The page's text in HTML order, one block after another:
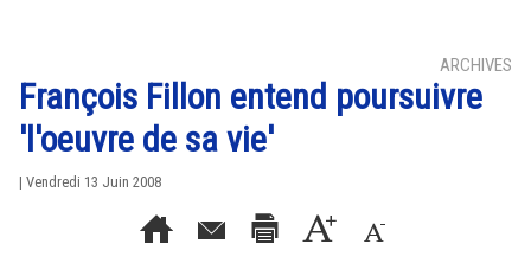
ARCHIVES
François Fillon entend poursuivre
'l'oeuvre de sa vie'
| Vendredi 13 Juin 2008